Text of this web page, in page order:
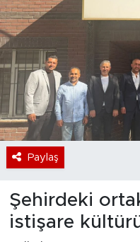
Paylaş
Şehirdeki
istişare